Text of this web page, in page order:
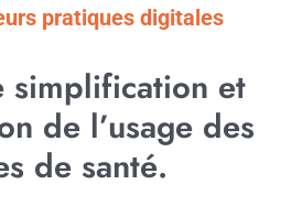
pratiques digitales
simplification et
de l’usage des
de santé.